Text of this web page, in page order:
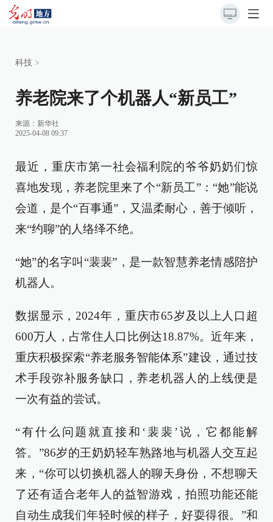
科技 >
养老院来了个机器人“新员工”
来源： 新华社
2025-04-08 09:37
最近，重庆市第一社会福利院的爷爷奶奶们惊
喜地发现，养老院里来了个“新员工”：“她”能说
会道，是个“百事通”，又温柔耐心，善于倾听，
来“约聊”的人络绎不绝。
“她”的名字叫“裴裴”，是一款智慧养老情感陪护
机器人。
数据显示，2024年，重庆市65岁及以上人口超
600万人，占常住人口比例达18.87%。近年来，
重庆积极探索“养老服务智能体系”建设，通过技
术手段弥补服务缺口，养老机器人的上线便是
一次有益的尝试。
“有什么问题就直接和‘裴裴’说，它都能解
答。”86岁的王奶奶轻车熟路地与机器人交互起
来，“你可以切换机器人的聊天身份，不想聊天
了还有适合老年人的益智游戏，拍照功能还能
自动生成我们年轻时候的样子，好耍得很。”和